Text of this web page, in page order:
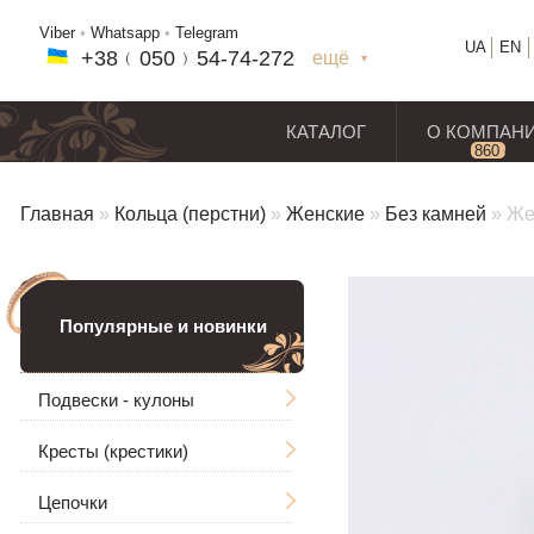
Viber • Whatsapp • Telegram
+38﹙ 050 ﹚54-74-272 ещё
+38(068) 97
UA EN
КАТАЛОГ О
860
Главная » Кольца (перстни) » Женские » Без камней »
Популярные и новинки
Подвески - кулоны
Мужские
Большие
Ладанки
Кресты (крестики)
Без распятия
Цепочки